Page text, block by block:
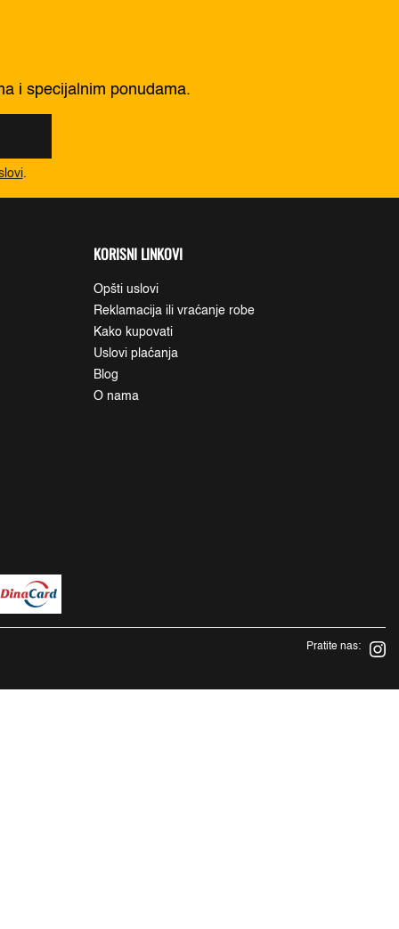
i specijalnim ponudama.
.
KORISNI LINKOVI
Opšti uslovi
Reklamacija ili vraćanje robe
Kako kupovati
Uslovi plaćanja
Blog
O nama
Pratite nas: